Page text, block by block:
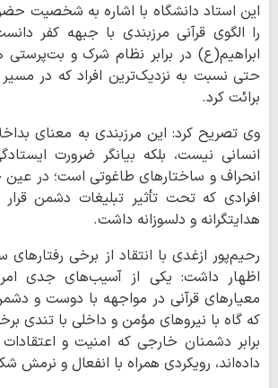
این استاد دانشگاه با اشاره به شخصیت
را الگوی قرآنی مرزبندی با جبهه کفر
ابراهیم(ع) در برابر نظام شرک و
حتی نسبت به نزدیک‌ترین افراد که در مسیر
برائت کرد.
وی تصریح کرد: این مرزبندی به معنای
انسانی نیست، بلکه بیانگر ضرورت
انحراف و ساختارهای طاغوتی است؛ در عین
افرادی که تحت تأثیر تبلیغات دشمن قرار
هدایتگرانه و دلسوزانه داشت.
رحیم‌پور ازغدی با انتقاد از برخی
اظهار داشت: یکی از آسیب‌های جدی
معیارهای قرآنی در مواجهه با دوست و
که گاه با نیروهای مؤمن و داخلی با تندی
برابر دشمنان خارجی که امنیت و
داده‌اند، رویکردی همراه با انفعال و نرمش